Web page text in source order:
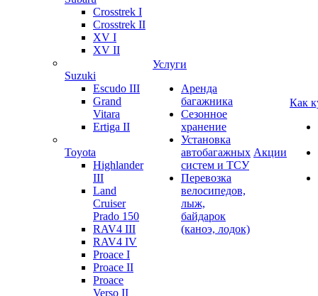
Crosstrek I
Crosstrek II
XV I
XV II
Suzuki
Escudo III
Grand
Vitara
Ertiga II
Toyota
Highlander
III
Land
Cruiser
Prado 150
RAV4 III
RAV4 IV
Proace I
Proace II
Proace
Verso II
Услуги
Аренда
багажника
Сезонное
хранение
Установка
автобагажных
систем и ТСУ
Перевозка
велосипедов,
лыж,
байдарок
(каноэ, лодок)
Акции
Как